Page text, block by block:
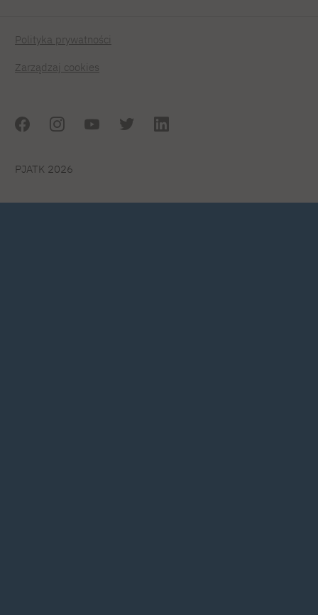
Polityka prywatności
Zarządzaj cookies
PJATK 2026